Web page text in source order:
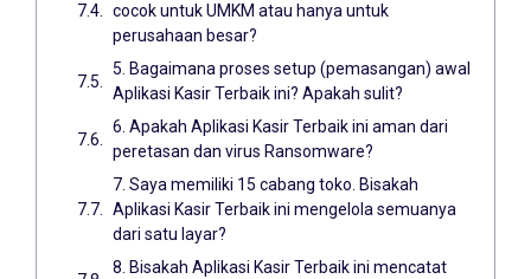
cocok untuk UMKM atau hanya untuk
perusahaan besar?
5. Bagaimana proses setup (pemasangan) awal
Aplikasi Kasir Terbaik ini? Apakah sulit?
6. Apakah Aplikasi Kasir Terbaik ini aman dari
peretasan dan virus Ransomware?
7. Saya memiliki 15 cabang toko. Bisakah
Aplikasi Kasir Terbaik ini mengelola semuanya
dari satu layar?
8. Bisakah Aplikasi Kasir Terbaik ini mencatat